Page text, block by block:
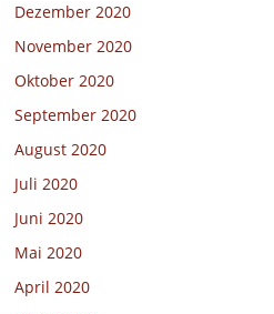
Dezember 2020
November 2020
Oktober 2020
September 2020
August 2020
Juli 2020
Juni 2020
Mai 2020
April 2020